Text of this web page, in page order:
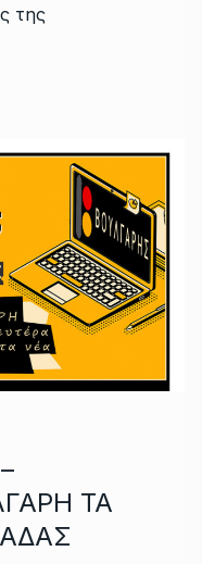
της
ΤΑ